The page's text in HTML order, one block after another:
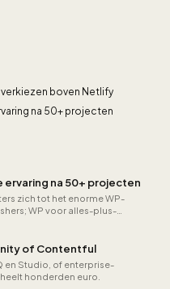
boven Netlify
na 50+ projecten
na 50+ projecten
zich tot het enorme WP-
WP voor alles-plus-
of Contentful
en Studio, of enterprise-
honderden euro.